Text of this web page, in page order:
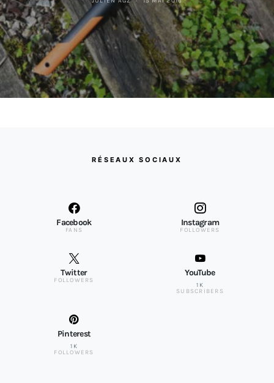
RÉSEAUX SOCIAUX
Facebook
FANS
Instagram
FOLLOWERS
Twitter
FOLLOWERS
YouTube
1K
SUBSCRIBERS
Pinterest
1K
FOLLOWERS